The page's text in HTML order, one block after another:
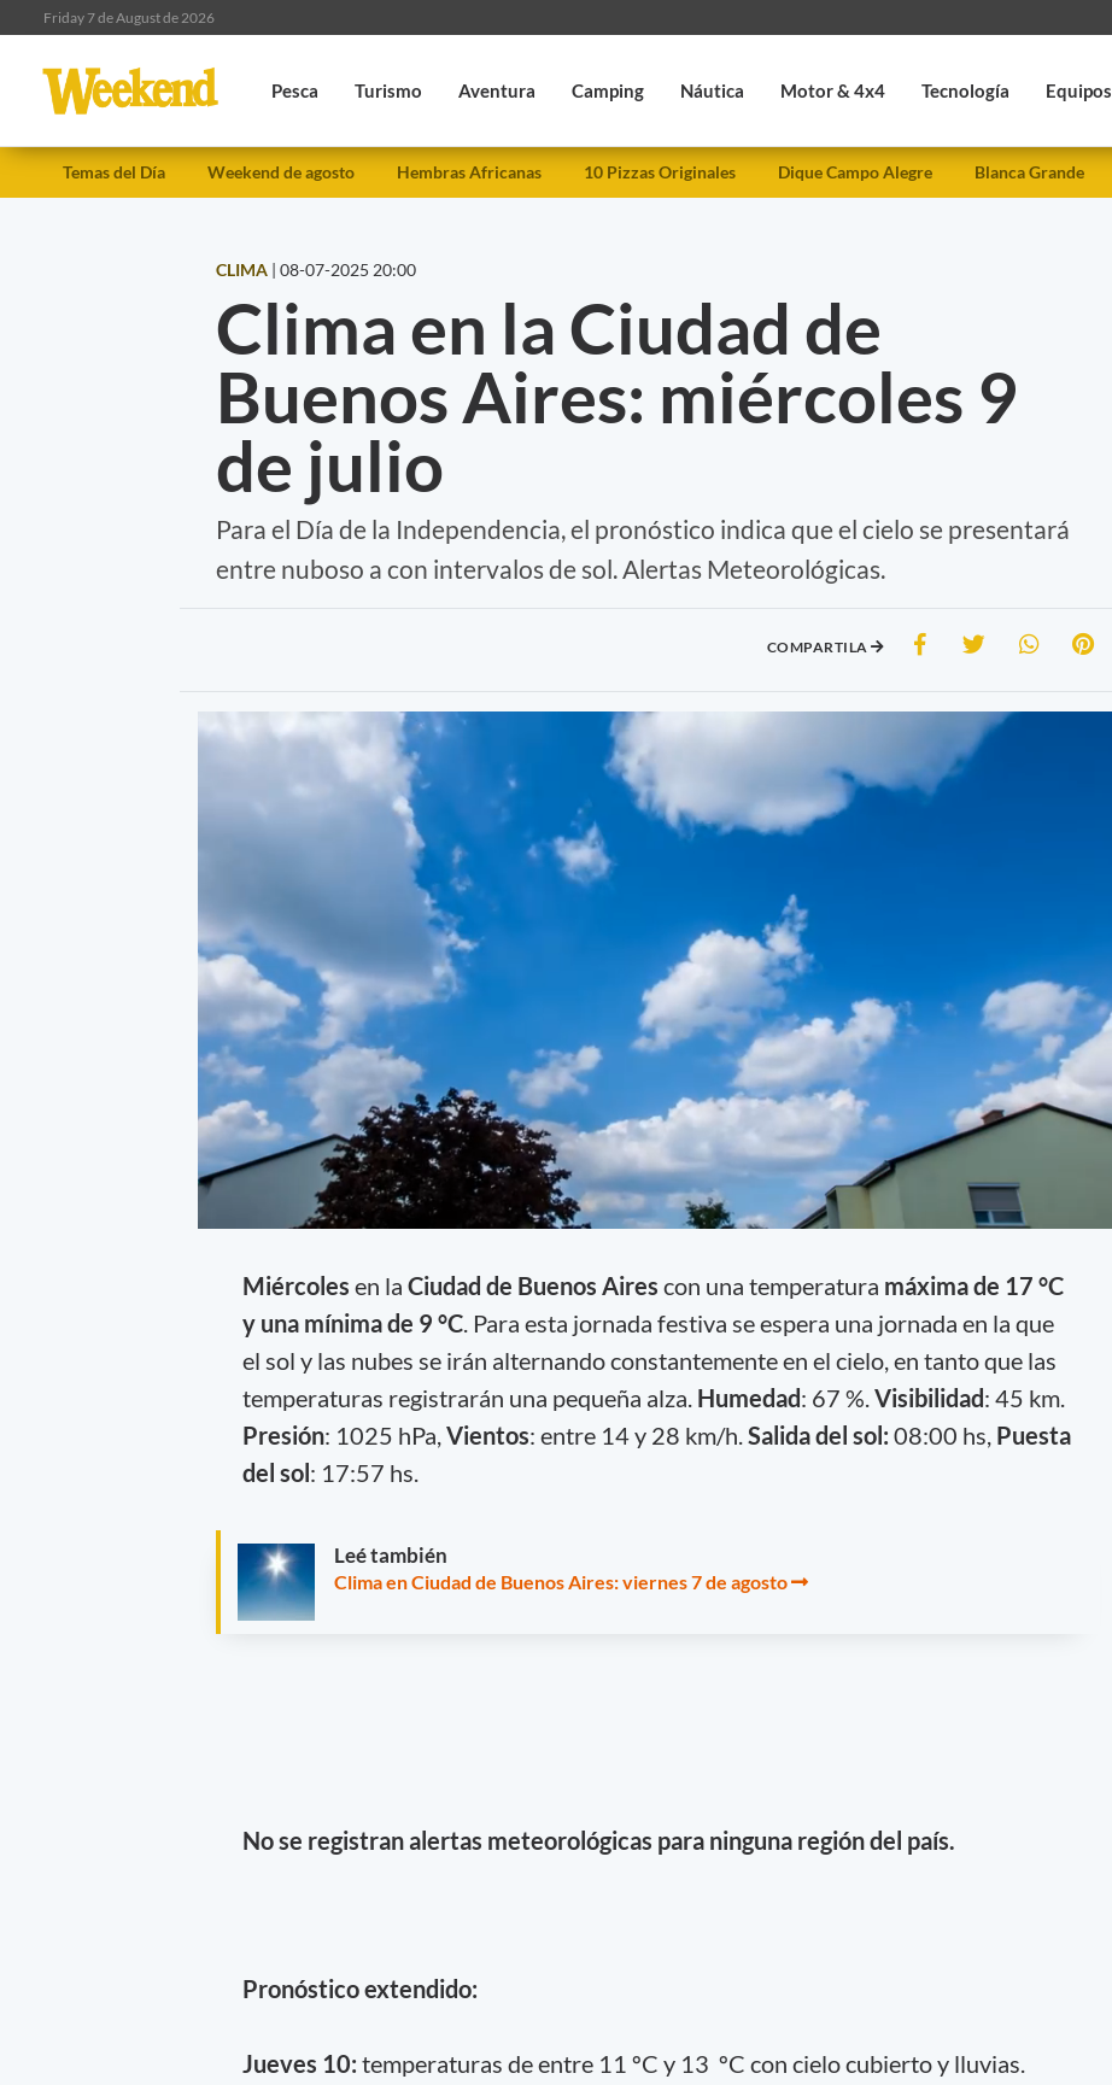
Friday 7 de August de 2026
Pesca Turismo Aventura Camping Náutica Motor & 4x4 Tecnología Equipos
Temas del Día Weekend de agosto Hembras Africanas 10 Pizzas Originales Dique Campo Alegre Blanca Grande
CLIMA | 08-07-2025 20:00
Clima en la Ciudad de
Buenos Aires: miércoles 9
de julio
Para el Día de la Independencia, el pronóstico indica que el cielo se presentará
entre nuboso a con intervalos de sol. Alertas Meteorológicas.
COMPARTILA
Miércoles en la Ciudad de Buenos Aires con una temperatura máxima de 17 °C
y una mínima de 9 °C. Para esta jornada festiva se espera una jornada en la que
el sol y las nubes se irán alternando constantemente en el cielo, en tanto que las
temperaturas registrarán una pequeña alza. Humedad: 67 %. Visibilidad: 45 km.
Presión: 1025 hPa, Vientos: entre 14 y 28 km/h. Salida del sol: 08:00 hs, Puesta
del sol: 17:57 hs.
Leé también
Clima en Ciudad de Buenos Aires: viernes 7 de agosto
No se registran alertas meteorológicas para ninguna región del país.
Pronóstico extendido:
Jueves 10: temperaturas de entre 11 ºC y 13 ºC con cielo cubierto y lluvias.